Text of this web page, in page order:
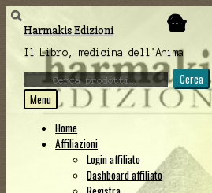
Vai
alla
navigazione
Vai
al
contenuto
Harmakis Edizioni
Il Libro, medicina dell'Anima
Cerca:
Cerca
Menu
Home
Affiliazioni
Login affiliato
Dashboard affiliato